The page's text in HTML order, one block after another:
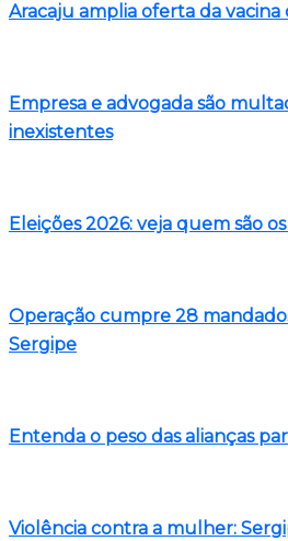
Aracaju amplia oferta da vacina
Empresa e advogada são
inexistentes
Eleições 2026: veja quem são
Operação cumpre 28
Sergipe
Entenda o peso das alianças
Violência contra a mulher: